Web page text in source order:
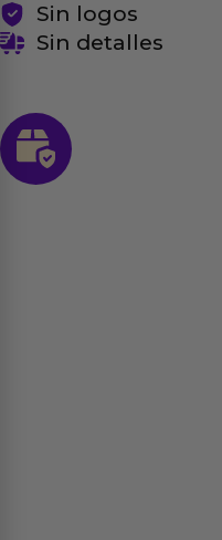
Sin logos
Sin detalles